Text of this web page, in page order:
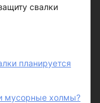
свалки
планируется
мусорные холмы?